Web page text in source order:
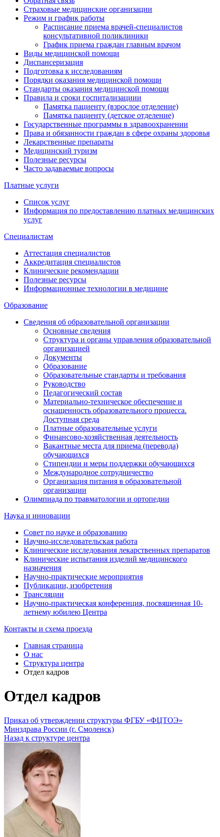
Страховые медицинские организации
Режим и график работы
Расписание приема врачей-специалистов
консультативной поликлиники
График приема граждан главным врачом
Виды медицинской помощи
Диспансеризация
Подготовка к исследованиям
Порядки оказания медицинской помощи
Стандарты оказания медицинской помощи
Правила и сроки госпитализациии
Памятка пациенту (взрослое отделение)
Памятка пациенту (детское отделение)
Государственные программы в здравоохранении
Права и обязанности граждан в сфере охраны здоровья
Лекарственные препараты
Медицинский туризм
Полезные ресурсы
Часто задаваемые вопросы
Платные услуги
Список услуг
Информация по предоставлению платных медицинских
услуг
Специалистам
Аттестация специалистов
Аккредитация специалистов
Клинические рекомендации
Полезные ресурсы
Информационные технологии в медицине
Образование
Сведения об образовательной организации
Основные сведения
Структура и органы управления образовательной
организацией
Документы
Образование
Образовательные стандарты и требования
Руководство
Педагогический состав
Материально-техническое обеспечение и
оснащенность образовательного процесса.
Доступная среда
Платные образовательные услуги
Финансово-хозяйственная деятельность
Вакантные места для приема (перевода)
обучающихся
Стипендии и меры поддержки обучающихся
Международное сотрудничество
Организация питания в образовательной
организации
Олимпиада по травматологии и ортопедии
Наука и инновации
Совет по науке и образованию
Научно-исследовательская работа
Клинические исследования лекарственных препаратов
Клинические испытания изделий медицинского
назначения
Научно-практические мероприятия
Публикации, изобретения
Трансляции
Научно-практическая конференция, посвященная 10-
летнему юбилею Центра
Контакты и схема проезда
Главная страница
О нас
Структура центра
Отдел кадров
Отдел кадров
Приказ об утверждении структуры ФГБУ «ФЦТОЭ»
Минздрава России (г. Смоленск)
Назад к структуре центра